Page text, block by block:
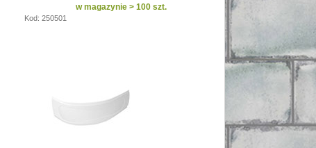
w magazynie > 100 szt.
Kod: 250501